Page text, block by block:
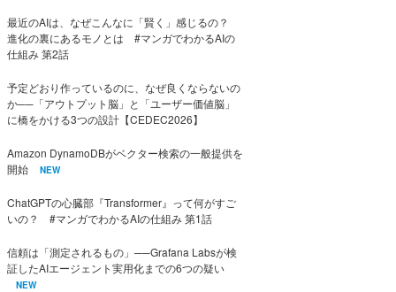
最近のAIは、なぜこんなに「賢く」感じるの？
進化の裏にあるモノとは #マンガでわかるAIの
仕組み 第2話
予定どおり作っているのに、なぜ良くならないの
か──「アウトプット脳」と「ユーザー価値脳」
に橋をかける3つの設計【CEDEC2026】
Amazon DynamoDBがベクター検索の一般提供を
開始
NEW
ChatGPTの心臓部『Transformer』って何がすご
いの？ #マンガでわかるAIの仕組み 第1話
信頼は「測定されるもの」──Grafana Labsが検
証したAIエージェント実用化までの6つの疑い
NEW